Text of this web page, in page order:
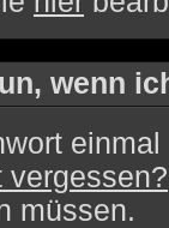
wenn
vergessen?
müssen.